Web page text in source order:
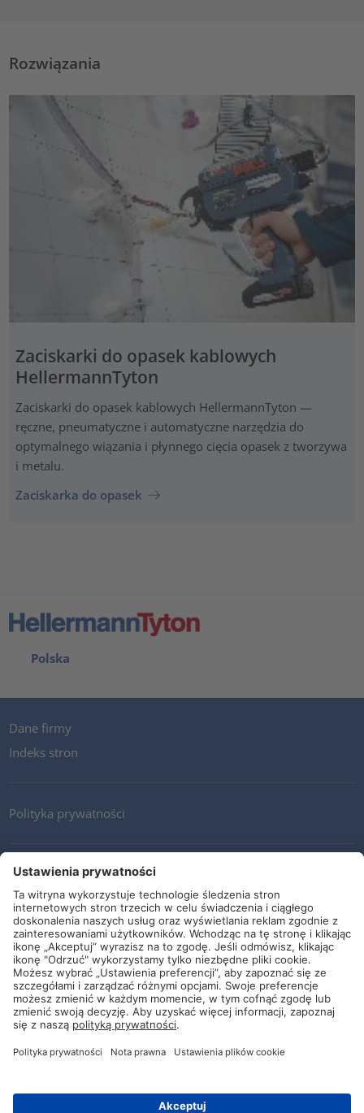
Rozwiązania
Zaciskarki do opasek kablowych
HellermannTyton
Zaciskarki do opasek kablowych HellermannTyton —
ręczne, pneumatyczne i automatyczne narzędzia do
optymalnego wiązania i płynnego cięcia opasek z tworzywa
i metalu.
Zaciskarka do opasek
Polska
Dane firmy
Indeks stron
Polityka prywatności
Kontakt
Newsletter
Ogólne warunki i dostawy
Wytyczne i zobowiązania
Media społecznościowe